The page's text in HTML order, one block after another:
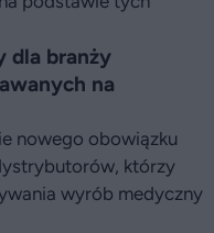
dla branży
na
nowego obowiązku
którzy
wyrób medyczny